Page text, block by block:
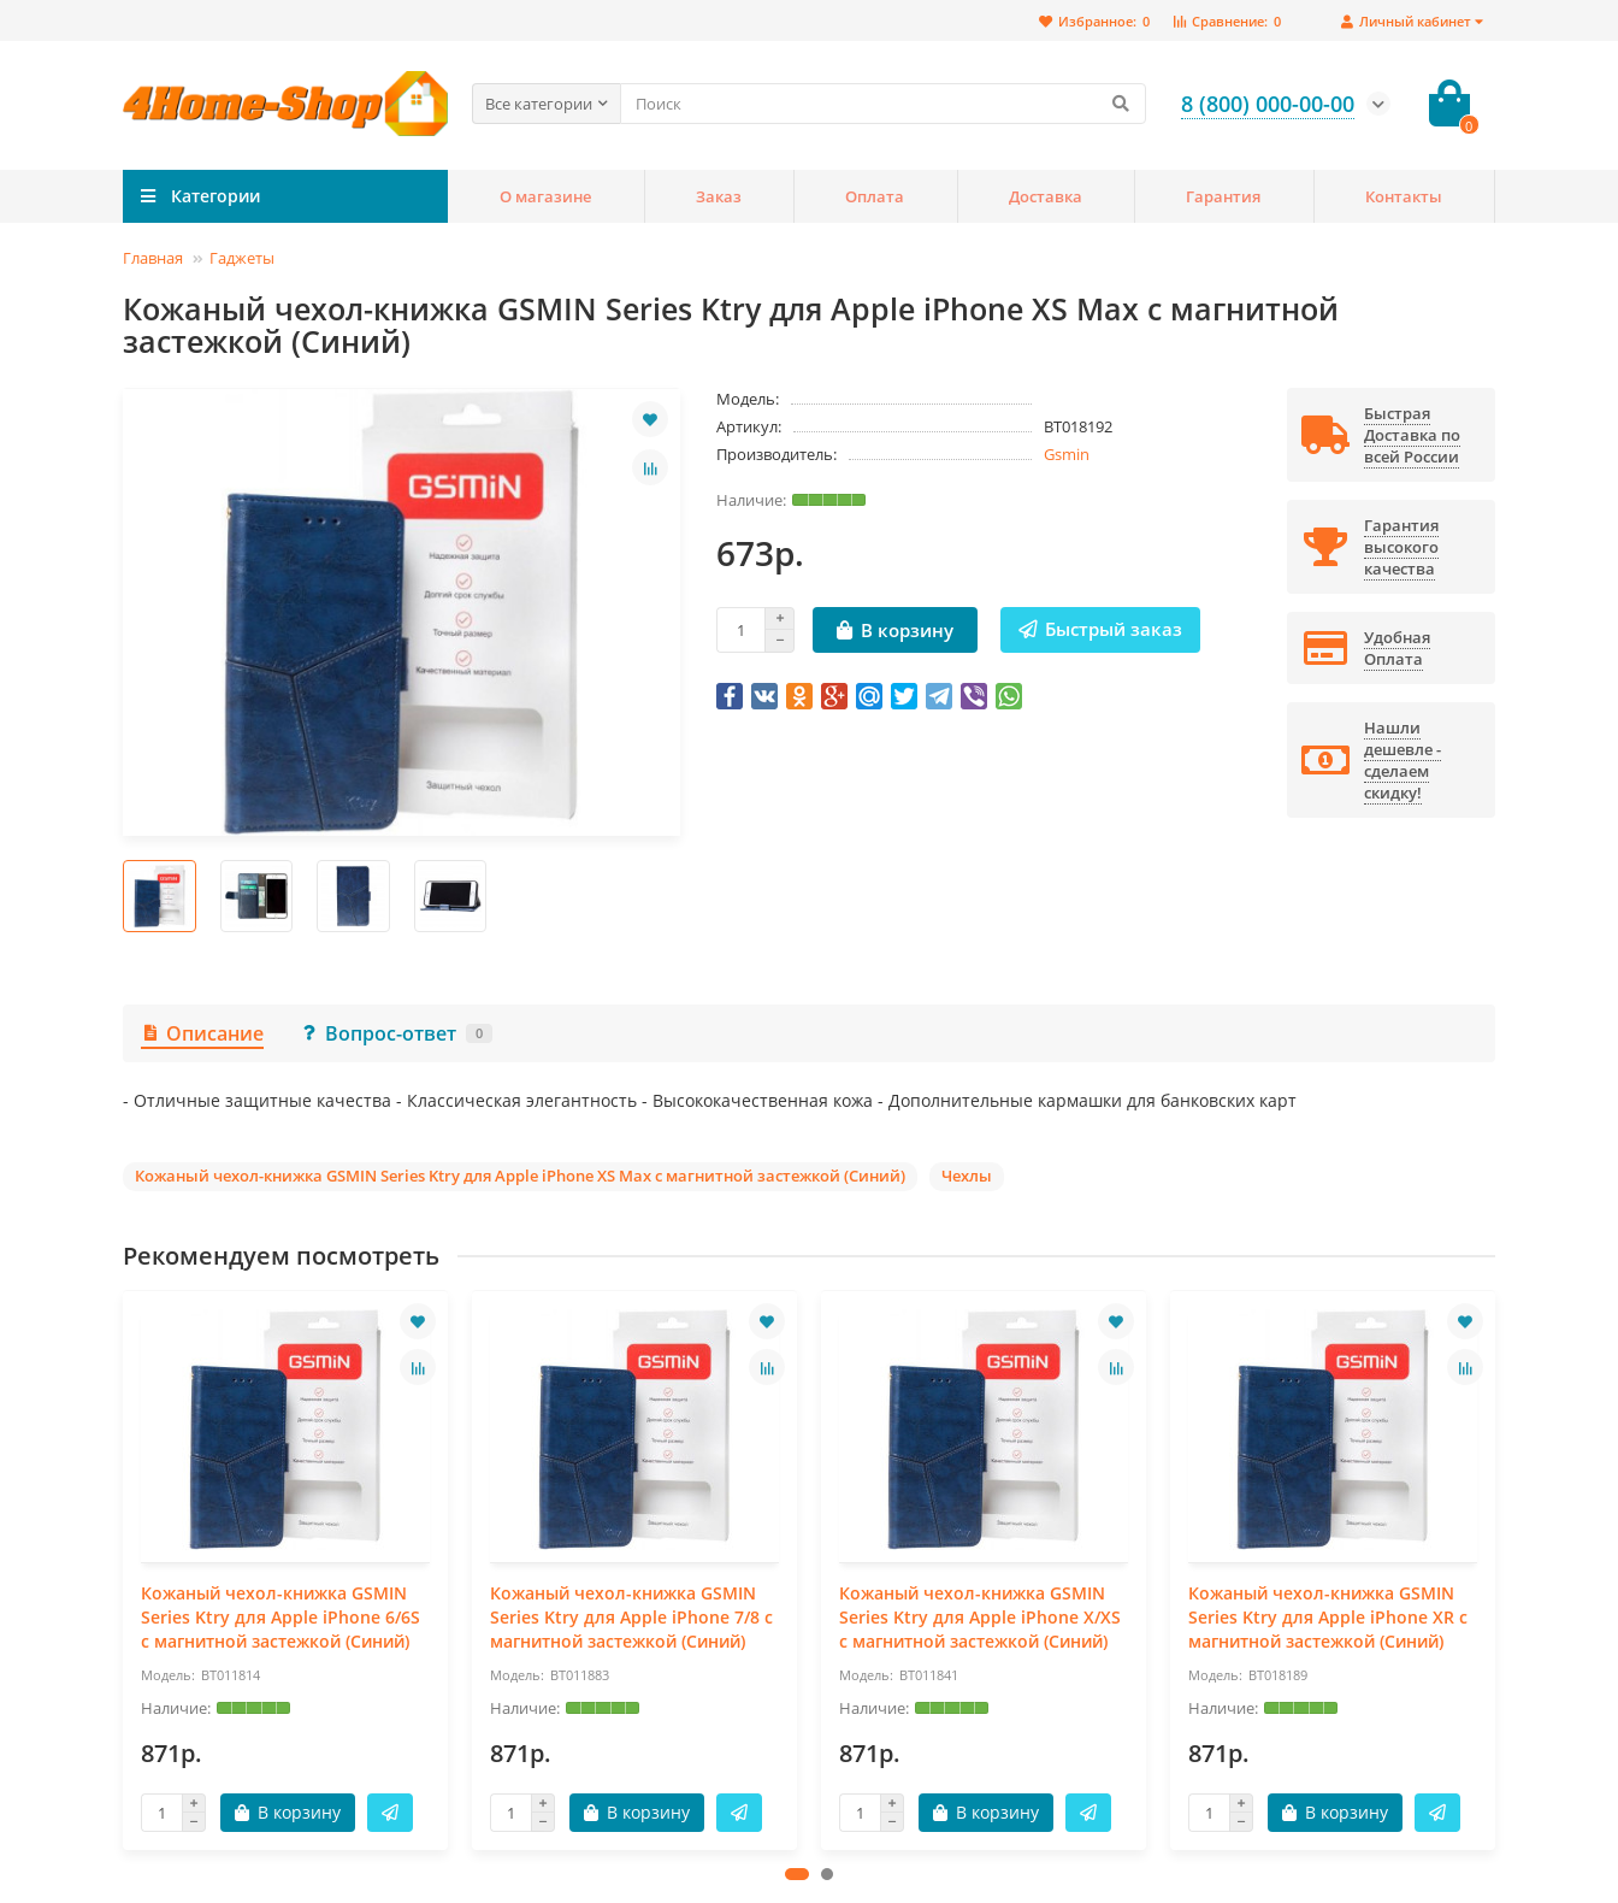
Личный кабинет
Сравнение: 0
Избранное: 0
Все категории 8 (800) 000-00-00
0
Категории О магазине Заказ Оплата Доставка Гарантия Контакты
Главная Гаджеты
Кожаный чехол-книжка GSMIN Series Ktry для Apple iPhone XS Max с магнитной
застежкой (Синий)
Модель:
Артикул:
BT018192
Производитель:
Gsmin
673р.
В корзину Быстрый заказ
Быстрая
Доставка по
всей России
Гарантия
высокого
качества
Удобная
Оплата
Нашли
дешевле -
сделаем
скидку!
Описание Вопрос-ответ 0
- Отличные защитные качества - Классическая элегантность - Высококачественная кожа - Дополнительные кармашки для банковских карт
Кожаный чехол-книжка GSMIN Series Ktry для Apple iPhone XS Max с магнитной застежкой (Синий) Чехлы
Рекомендуем посмотреть
Кожаный чехол-книжка GSMIN
Series Ktry для Apple iPhone 6/6S
с магнитной застежкой (Синий)
BT011814
871р.
В корзину
Кожаный чехол-книжка GSMIN
Series Ktry для Apple iPhone 7/8 с
магнитной застежкой (Синий)
BT011883
871р.
В корзину
Кожаный чехол-книжка GSMIN
Series Ktry для Apple iPhone X/XS
с магнитной застежкой (Синий)
BT011841
871р.
В корзину
Кожаный чехол-книжка GSMIN
Series Ktry для Apple iPhone XR с
магнитной застежкой (Синий)
BT018189
871р.
В корзину